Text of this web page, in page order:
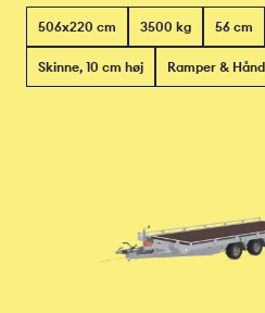
506x220 cm 3500 kg 56 cm
Skinne, 10 cm høj Ramper &